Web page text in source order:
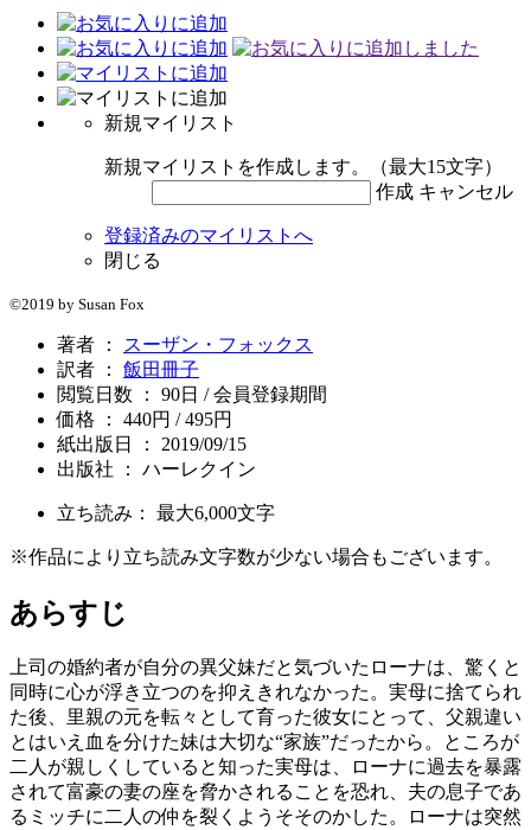
新規マイリスト
新規マイリストを作成します。（最大15文字）
作成 キャンセル
登録済みのマイリストへ
閉じる
©2019 by Susan Fox
著者 ：
スーザン・フォックス
訳者 ： 飯田冊子
閲覧日数 ： 90日 / 会員登録期間
価格 ： 440円 / 495円
紙出版日 ： 2019/09/15
出版社 ： ハーレクイン
立ち読み： 最大6,000文字
※作品により立ち読み文字数が少ない場合もございます。
あらすじ
上司の婚約者が自分の異父妹だと気づいたローナは、驚くと
同時に心が浮き立つのを抑えきれなかった。実母に捨てられ
た後、里親の元を転々として育った彼女にとって、父親違い
とはいえ血を分けた妹は大切な“家族”だったから。ところが
二人が親しくしていると知った実母は、ローナに過去を暴露
されて富豪の妻の座を脅かされることを恐れ、夫の息子であ
るミッチに二人の仲を裂くようそそのかした。ローナは突然